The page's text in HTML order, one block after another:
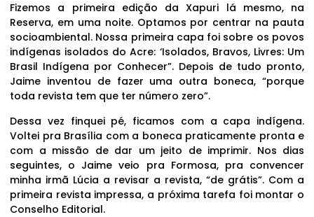
Fizemos a primeira edição da Xapuri lá mesmo, na
Reserva, em uma noite. Optamos por centrar na pauta
socioambiental. Nossa primeira capa foi sobre os povos
indígenas isolados do Acre: ‘Isolados, Bravos, Livres: Um
Brasil Indígena por Conhecer”. Depois de tudo pronto,
Jaime inventou de fazer uma outra boneca, “porque
toda revista tem que ter número zero”.
Dessa vez finquei pé, ficamos com a capa indígena.
Voltei pra Brasília com a boneca praticamente pronta e
com a missão de dar um jeito de imprimir. Nos dias
seguintes, o Jaime veio pra Formosa, pra convencer
minha irmã Lúcia a revisar a revista, “de grátis”. Com a
primeira revista impressa, a próxima tarefa foi montar o
Conselho Editorial.